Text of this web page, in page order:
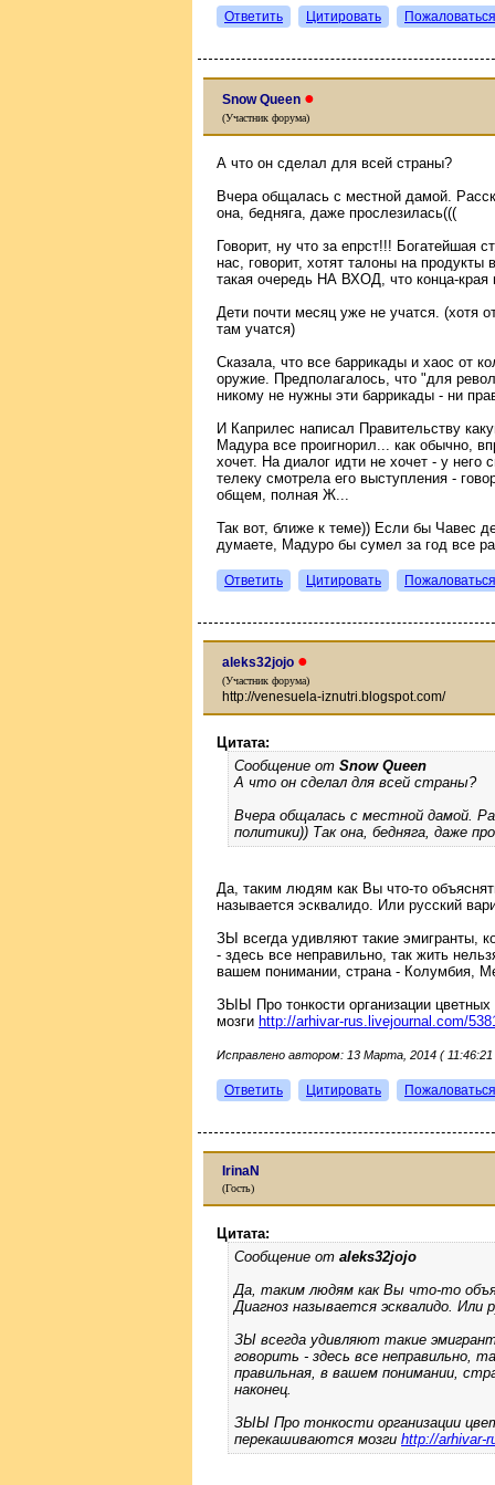
Ответить Цитировать Пожаловаться
Snow Queen ●
(Участник форума)
А что он сделал для всей страны?
Вчера общалась с местной дамой.
она, бедняга, даже прослезилась(((
Говорит, ну что за епрст!!! Богатейшая
нас, говорит, хотят талоны на
такая очередь НА ВХОД, что конца-края
Дети почти месяц уже не учатся. (хотя
там учатся)
Сказала, что все баррикады и хаос от
оружие. Предполагалось, что "для
никому не нужны эти баррикады - ни
И Каприлес написал Правительству
Мадура все проигнорил... как обычно,
хочет. На диалог идти не хочет - у
телеку смотрела его выступления -
общем, полная Ж...
Так вот, ближе к теме)) Если бы Чавес
думаете, Мадуро бы сумел за год все
Ответить Цитировать Пожаловаться
aleks32jojo ●
(Участник форума)
http://venesuela-iznutri.blogspot.com/
Цитата:
Сообщение от Snow Queen
А что он сделал для всей страны?
Вчера общалась с местной дамой.
политики)) Так она, бедняга, даже
Да, таким людям как Вы что-то
называется эсквалидо. Или русский
ЗЫ всегда удивляют такие эмигранты,
- здесь все неправильно, так жить
вашем понимании, страна - Колумбия,
ЗЫЫ Про тонкости организации
мозги http://arhivar-rus.livejournal.com/
Исправлено автором: 13 Марта, 2014 ( 11:46:21
Ответить Цитировать Пожаловаться
IrinaN
(Гость)
Цитата:
Сообщение от aleks32jojo
Да, таким людям как Вы что-то
Диагноз называется эсквалидо. Или
ЗЫ всегда удивляют такие
говорить - здесь все неправильно,
правильная, в вашем понимании,
наконец.
ЗЫЫ Про тонкости организации
перекашиваются мозги http://arhivar-